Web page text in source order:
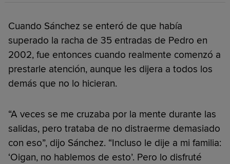
Cuando Sánchez se enteró de que había
superado la racha de 35 entradas de Pedro en
2002, fue entonces cuando realmente comenzó a
prestarle atención, aunque les dijera a todos los
demás que no lo hicieran.
“A veces se me cruzaba por la mente durante las
salidas, pero trataba de no distraerme demasiado
con eso”, dijo Sánchez. “Incluso le dije a mi familia:
‘Oigan, no hablemos de esto’. Pero lo disfruté